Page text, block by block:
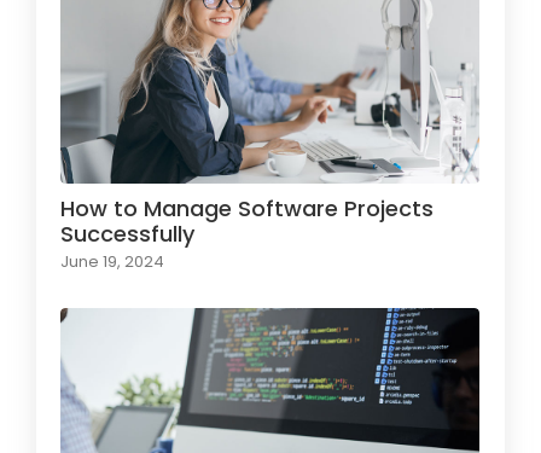
How to Manage Software Projects
Successfully
June 19, 2024